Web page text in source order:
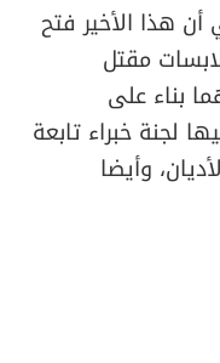
هذا الأخير فتح
مقتل
بناء على
لجنة خبراء تابعة
وأيضا